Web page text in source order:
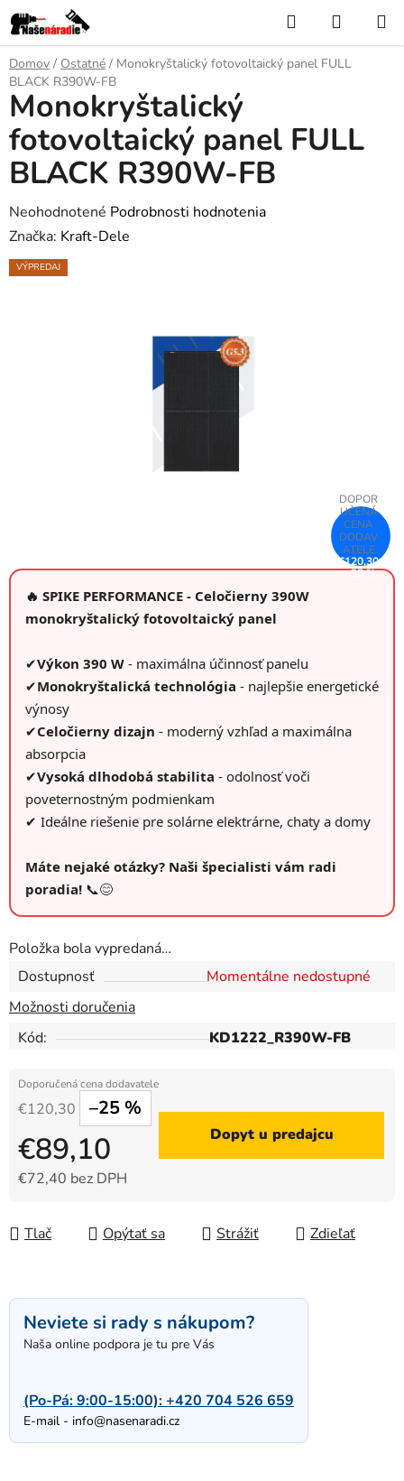
Prejsť
na
obsah
Hľadať
KOŠÍK
Domov / Ostatné / Monokryštalický fotovoltaický panel FULL
BLACK R390W-FB
🔥 SPIKE PERFORMANCE - Celočierny 390W
monokryštalický fotovoltaický panel
✔Výkon 390 W - maximálna účinnosť panelu
✔Monokryštalická technológia - najlepšie energetické
výnosy
✔Celočierny dizajn - moderný vzhľad a maximálna
absorpcia
✔Vysoká dlhodobá stabilita - odolnosť voči
poveternostným podmienkam
✔ Ideálne riešenie pre solárne elektrárne, chaty a domy
Máte nejaké otázky? Naši špecialisti vám radi
poradia! 📞😊
Položka bola vypredaná…
Dostupnosť
Momentálne nedostupné
Možnosti doručenia
Kód:
KD1222_R390W-FB
€120,30 –25 %
€89,10
€72,40 bez DPH
Dopyt u predajcu
Tlač Opýtať sa Strážiť Zdieľať
Monokryštalický
fotovoltaický panel FULL
BLACK R390W-FB
Priemerné
hodnotenie
produktu
Neohodnotené Podrobnosti hodnotenia
Značka: Kraft-Dele
VÝPREDAJ
€120,30
–25 %
Neviete si rady s nákupom?
Naša online podpora je tu pre Vás
(Po-Pá: 9:00-15:00):+420 704 526 659
E-mail - info@nasenaradi.cz